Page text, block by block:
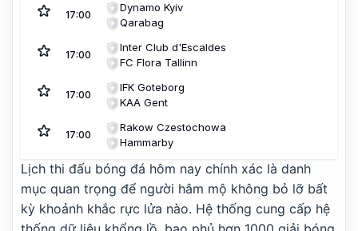
17:00
Dynamo Kyiv
Qarabag
17:00
Inter Club d'Escaldes
FC Flora Tallinn
17:00
IFK Goteborg
KAA Gent
17:00
Rakow Czestochowa
Hammarby
17:00
Riga FC
Győri ETO FC
17:00
Sheriff Tiraspol
St. Gallen
Lịch thi đấu bóng đá hôm nay chính xác là danh
mục quan trọng để người hâm mộ không bỏ lỡ bất
kỳ khoảnh khắc rực lửa nào. Hệ thống cung cấp hệ